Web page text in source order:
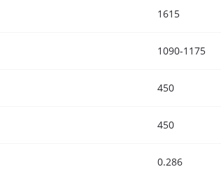
1615
1090-1175
450
450
0.286